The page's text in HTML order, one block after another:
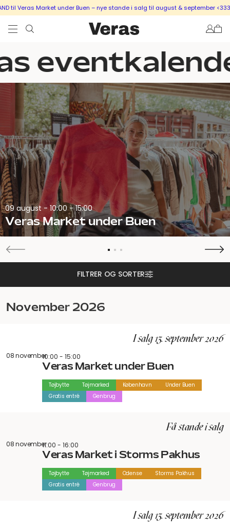
til Veras Market under Buen – nye stande i salg til august & september <333
09 august -10:00 - 15:00
Veras Market under Buen
FILTRER OG SORTER
november 2026
08 november10:00 - 15:00
Veras Market under Buen
Tøjbytte Tøjmarked København
Under Buen
Gratis entré
Genbrug
I salg 13. september 2026
08 november11:00 - 16:00
Veras Market i Storms Pakhus
Tøjbytte Tøjmarked Odense
Storms Pakhus
Gratis entré
Genbrug
Få stande i salg
I salg 13. september 2026